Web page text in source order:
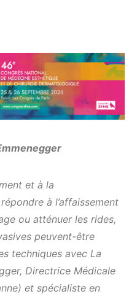
et à la
à l’affaissement
ou atténuer les rides,
peuvent-être
techniques avec La
Directrice Médicale
et spécialiste en